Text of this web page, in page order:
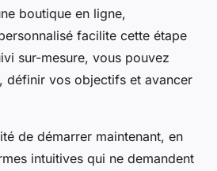
boutique en ligne,
facilite cette étape
sur-mesure, vous pouvez
définir vos objectifs et avancer
de démarrer maintenant, en
intuitives qui ne demandent